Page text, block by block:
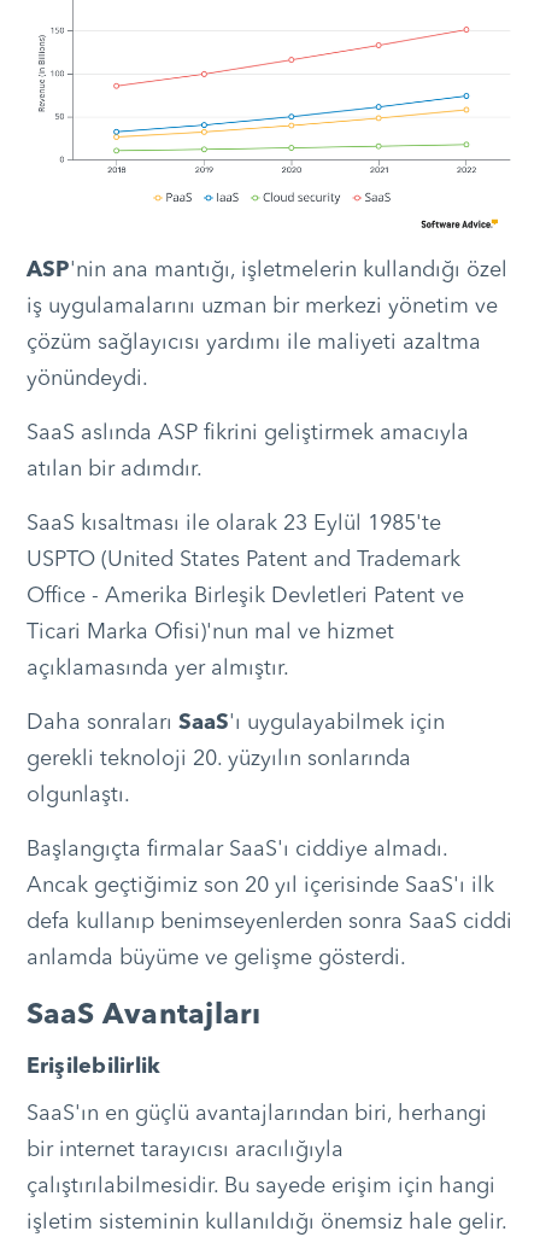
ASP'nin ana mantığı, işletmelerin kullandığı özel
iş uygulamalarını uzman bir merkezi yönetim ve
çözüm sağlayıcısı yardımı ile maliyeti azaltma
yönündeydi.
SaaS aslında ASP fikrini geliştirmek amacıyla
atılan bir adımdır.
SaaS kısaltması ile olarak 23 Eylül 1985'te
USPTO (United States Patent and Trademark
Office - Amerika Birleşik Devletleri Patent ve
Ticari Marka Ofisi)'nun mal ve hizmet
açıklamasında yer almıştır.
Daha sonraları SaaS'ı uygulayabilmek için
gerekli teknoloji 20. yüzyılın sonlarında
olgunlaştı.
Başlangıçta firmalar SaaS'ı ciddiye almadı.
Ancak geçtiğimiz son 20 yıl içerisinde SaaS'ı ilk
defa kullanıp benimseyenlerden sonra SaaS ciddi
anlamda büyüme ve gelişme gösterdi.
SaaS Avantajları
Erişilebilirlik
SaaS'ın en güçlü avantajlarından biri, herhangi
bir internet tarayıcısı aracılığıyla
çalıştırılabilmesidir. Bu sayede erişim için hangi
işletim sisteminin kullanıldığı önemsiz hale gelir.